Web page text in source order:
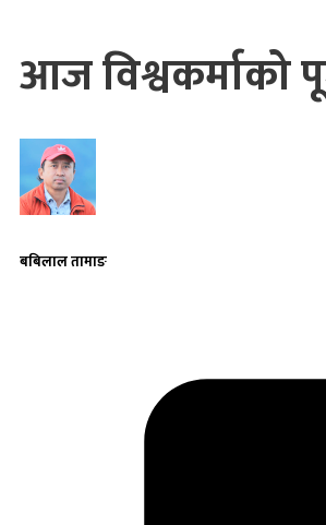
आज विश्वकर्माको
बबिलाल तामाङ